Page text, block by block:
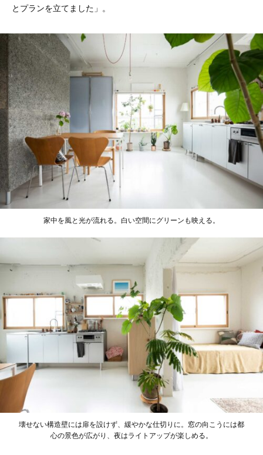
とプランを立てました」。
家中を風と光が流れる。白い空間にグリーンも映える。
壊せない構造壁には扉を設けず、緩やかな仕切りに。窓の向こうには都
心の景色が広がり、夜はライトアップが楽しめる。